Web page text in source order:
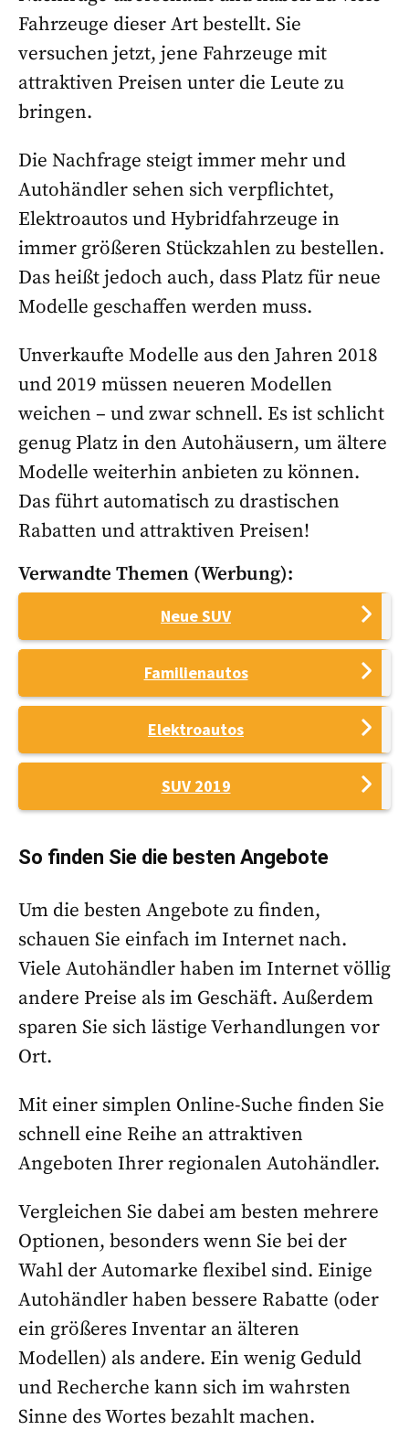
Fahrzeuge dieser Art bestellt. Sie
versuchen jetzt, jene Fahrzeuge mit
attraktiven Preisen unter die Leute zu
bringen.
Die Nachfrage steigt immer mehr und
Autohändler sehen sich verpflichtet,
Elektroautos und Hybridfahrzeuge in
immer größeren Stückzahlen zu bestellen.
Das heißt jedoch auch, dass Platz für neue
Modelle geschaffen werden muss.
Unverkaufte Modelle aus den Jahren 2018
und 2019 müssen neueren Modellen
weichen – und zwar schnell. Es ist schlicht
genug Platz in den Autohäusern, um ältere
Modelle weiterhin anbieten zu können.
Das führt automatisch zu drastischen
Rabatten und attraktiven Preisen!
Verwandte Themen (Werbung):
Neue SUV
Familienautos
Elektroautos
SUV 2019
So finden Sie die besten Angebote
Um die besten Angebote zu finden,
schauen Sie einfach im Internet nach.
Viele Autohändler haben im Internet völlig
andere Preise als im Geschäft. Außerdem
sparen Sie sich lästige Verhandlungen vor
Ort.
Mit einer simplen Online-Suche finden Sie
schnell eine Reihe an attraktiven
Angeboten Ihrer regionalen Autohändler.
Vergleichen Sie dabei am besten mehrere
Optionen, besonders wenn Sie bei der
Wahl der Automarke flexibel sind. Einige
Autohändler haben bessere Rabatte (oder
ein größeres Inventar an älteren
Modellen) als andere. Ein wenig Geduld
und Recherche kann sich im wahrsten
Sinne des Wortes bezahlt machen.